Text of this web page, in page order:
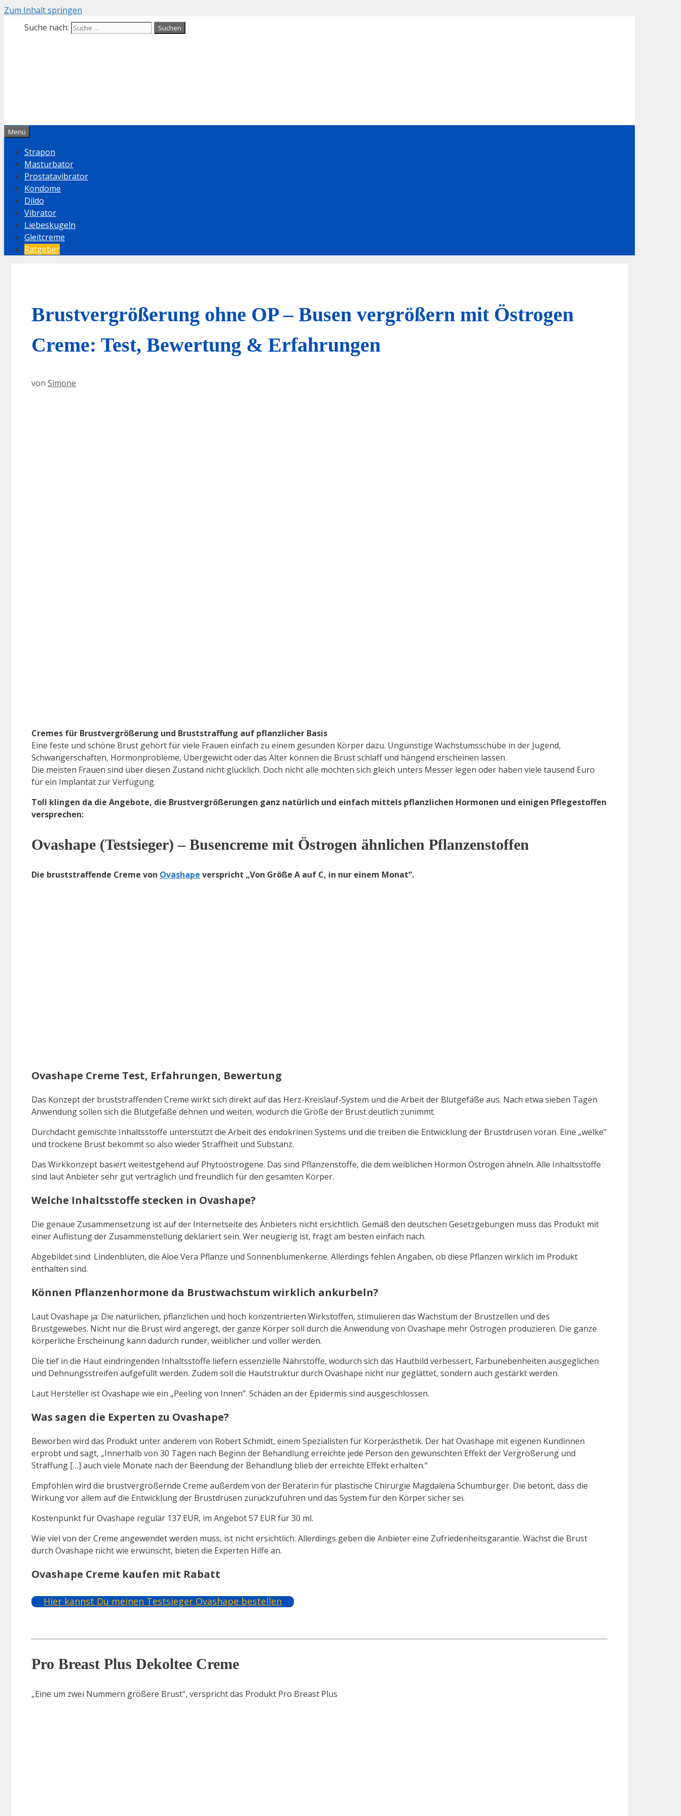
Zum Inhalt springen
Suche nach:
Menü
Strapon
Masturbator
Prostatavibrator
Kondome
Dildo
Vibrator
Liebeskugeln
Gleitcreme
Ratgeber
Brustvergrößerung ohne OP – Busen vergrößern mit Östrogen
Creme: Test, Bewertung & Erfahrungen
von Simone
Cremes für Brustvergrößerung und Bruststraffung auf pflanzlicher Basis
Eine feste und schöne Brust gehört für viele Frauen einfach zu einem gesunden Körper dazu. Ungünstige Wachstumsschübe in der Jugend,
Schwangerschaften, Hormonprobleme, Übergewicht oder das Alter können die Brust schlaff und hängend erscheinen lassen.
Die meisten Frauen sind über diesen Zustand nicht glücklich. Doch nicht alle möchten sich gleich unters Messer legen oder haben viele tausend Euro
für ein Implantat zur Verfügung.
Toll klingen da die Angebote, die Brustvergrößerungen ganz natürlich und einfach mittels pflanzlichen Hormonen und einigen Pflegestoffen
versprechen:
Ovashape (Testsieger) – Busencreme mit Östrogen ähnlichen Pflanzenstoffen
Die bruststraffende Creme von Ovashape verspricht „Von Größe A auf C, in nur einem Monat“.
Ovashape Creme Test, Erfahrungen, Bewertung
Das Konzept der bruststraffenden Creme wirkt sich direkt auf das Herz-Kreislauf-System und die Arbeit der Blutgefäße aus. Nach etwa sieben Tagen
Anwendung sollen sich die Blutgefäße dehnen und weiten, wodurch die Größe der Brust deutlich zunimmt.
Durchdacht gemischte Inhaltsstoffe unterstützt die Arbeit des endokrinen Systems und die treiben die Entwicklung der Brustdrüsen voran. Eine „welke“
und trockene Brust bekommt so also wieder Straffheit und Substanz.
Das Wirkkonzept basiert weitestgehend auf Phytoöstrogene. Das sind Pflanzenstoffe, die dem weiblichen Hormon Östrogen ähneln. Alle Inhaltsstoffe
sind laut Anbieter sehr gut verträglich und freundlich für den gesamten Körper.
Welche Inhaltsstoffe stecken in Ovashape?
Die genaue Zusammensetzung ist auf der Internetseite des Anbieters nicht ersichtlich. Gemäß den deutschen Gesetzgebungen muss das Produkt mit
einer Auflistung der Zusammenstellung deklariert sein. Wer neugierig ist, fragt am besten einfach nach.
Abgebildet sind: Lindenblüten, die Aloe Vera Pflanze und Sonnenblumenkerne. Allerdings fehlen Angaben, ob diese Pflanzen wirklich im Produkt
enthalten sind.
Können Pflanzenhormone da Brustwachstum wirklich ankurbeln?
Laut Ovashape ja: Die natürlichen, pflanzlichen und hoch konzentrierten Wirkstoffen, stimulieren das Wachstum der Brustzellen und des
Brustgewebes. Nicht nur die Brust wird angeregt, der ganze Körper soll durch die Anwendung von Ovashape mehr Östrogen produzieren. Die ganze
körperliche Erscheinung kann dadurch runder, weiblicher und voller werden.
Die tief in die Haut eindringenden Inhaltsstoffe liefern essenzielle Nährstoffe, wodurch sich das Hautbild verbessert, Farbunebenheiten ausgeglichen
und Dehnungsstreifen aufgefüllt werden. Zudem soll die Hautstruktur durch Ovashape nicht nur geglättet, sondern auch gestärkt werden.
Laut Hersteller ist Ovashape wie ein „Peeling von Innen“. Schäden an der Epidermis sind ausgeschlossen.
Was sagen die Experten zu Ovashape?
Beworben wird das Produkt unter anderem von Robert Schmidt, einem Spezialisten für Körperästhetik. Der hat Ovashape mit eigenen Kundinnen
erprobt und sagt, „Innerhalb von 30 Tagen nach Beginn der Behandlung erreichte jede Person den gewünschten Effekt der Vergrößerung und
Straffung […] auch viele Monate nach der Beendung der Behandlung blieb der erreichte Effekt erhalten.“
Empfohlen wird die brustvergrößernde Creme außerdem von der Beraterin für plastische Chirurgie Magdalena Schumburger. Die betont, dass die
Wirkung vor allem auf die Entwicklung der Brustdrüsen zurückzuführen und das System für den Körper sicher sei.
Kostenpunkt für Ovashape regulär 137 EUR, im Angebot 57 EUR für 30 ml.
Wie viel von der Creme angewendet werden muss, ist nicht ersichtlich. Allerdings geben die Anbieter eine Zufriedenheitsgarantie. Wächst die Brust
durch Ovashape nicht wie erwünscht, bieten die Experten Hilfe an.
Ovashape Creme kaufen mit Rabatt
Hier kannst Du meinen Testsieger Ovashape bestellen
Pro Breast Plus Dekoltee Creme
„Eine um zwei Nummern größere Brust“, verspricht das Produkt Pro Breast Plus